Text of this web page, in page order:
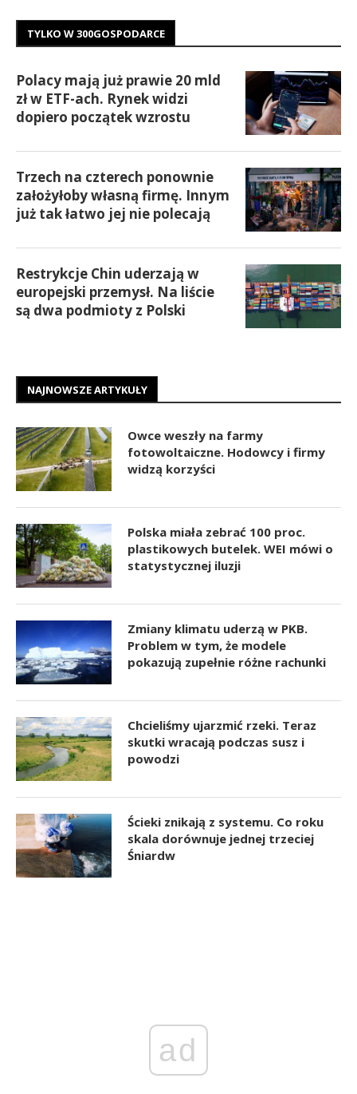
TYLKO W 300GOSPODARCE
Polacy mają już prawie 20 mld
zł w ETF-ach. Rynek widzi
dopiero początek wzrostu
Trzech na czterech ponownie
założyłoby własną firmę. Innym
już tak łatwo jej nie polecają
Restrykcje Chin uderzają w
europejski przemysł. Na liście
są dwa podmioty z Polski
NAJNOWSZE ARTYKUŁY
Owce weszły na farmy
fotowoltaiczne. Hodowcy i firmy
widzą korzyści
Polska miała zebrać 100 proc.
plastikowych butelek. WEI mówi o
statystycznej iluzji
Zmiany klimatu uderzą w PKB.
Problem w tym, że modele
pokazują zupełnie różne rachunki
Chcieliśmy ujarzmić rzeki. Teraz
skutki wracają podczas susz i
powodzi
Ścieki znikają z systemu. Co roku
skala dorównuje jednej trzeciej
Śniardw
ad